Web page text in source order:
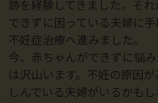
跡を経験してきました。そ
できずに困っている夫婦に
不妊症治療へ進みました。
今、赤ちゃんができずに悩
は沢山います。不妊の原因
しんでいる夫婦がいるかも